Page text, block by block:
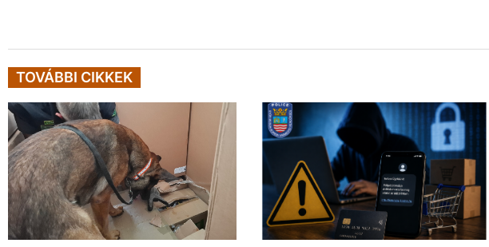
TOVÁBBI CIKKEK